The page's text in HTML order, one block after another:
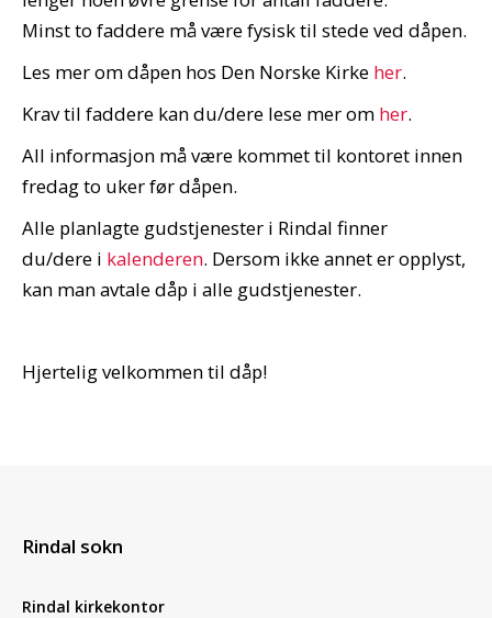
Minst to faddere må være fysisk til stede ved dåpen.
Les mer om dåpen hos Den Norske Kirke her.
Krav til faddere kan du/dere lese mer om her.
All informasjon må være kommet til kontoret innen
fredag to uker før dåpen.
Alle planlagte gudstjenester i Rindal finner
du/dere i kalenderen. Dersom ikke annet er opplyst,
kan man avtale dåp i alle gudstjenester.
Hjertelig velkommen til dåp!
Rindal sokn
Rindal kirkekontor